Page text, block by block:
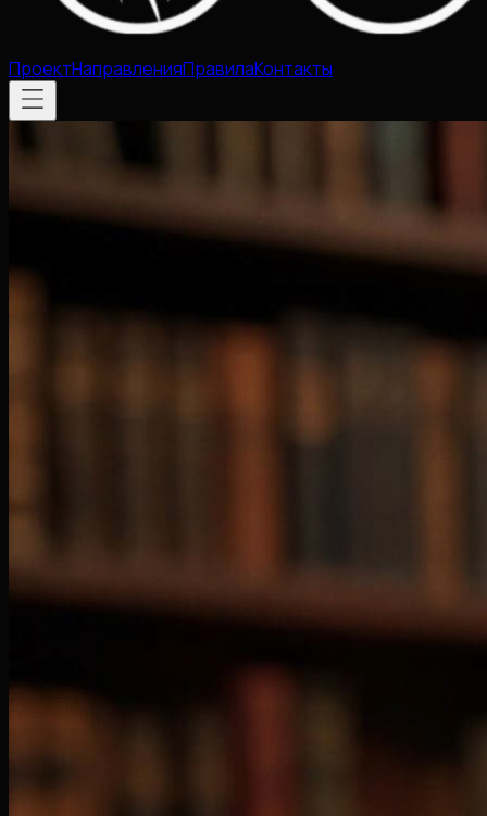
ПроектНаправленияПравилаКонтакты